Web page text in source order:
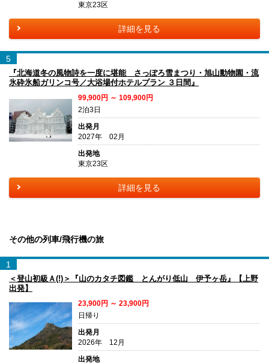
東京23区
詳細を見る
5
『北海道冬の風物詩を一度に堪能 さっぽろ雪まつり・旭山動物園・流
氷砕氷船ガリンコ号／大浴場付ホテルプラン ３日間』
99,900円 ～ 109,900円
2泊3日
出発月
2027年 02月
出発地
東京23区
詳細を見る
その他の列車/飛行機の旅
1
＜登山初級Ａ(!)＞『山のカタチ図鑑 とんがり低山 伊予ヶ岳』【上野
出発】
23,900円 ～ 23,900円
日帰り
出発月
2026年 12月
出発地